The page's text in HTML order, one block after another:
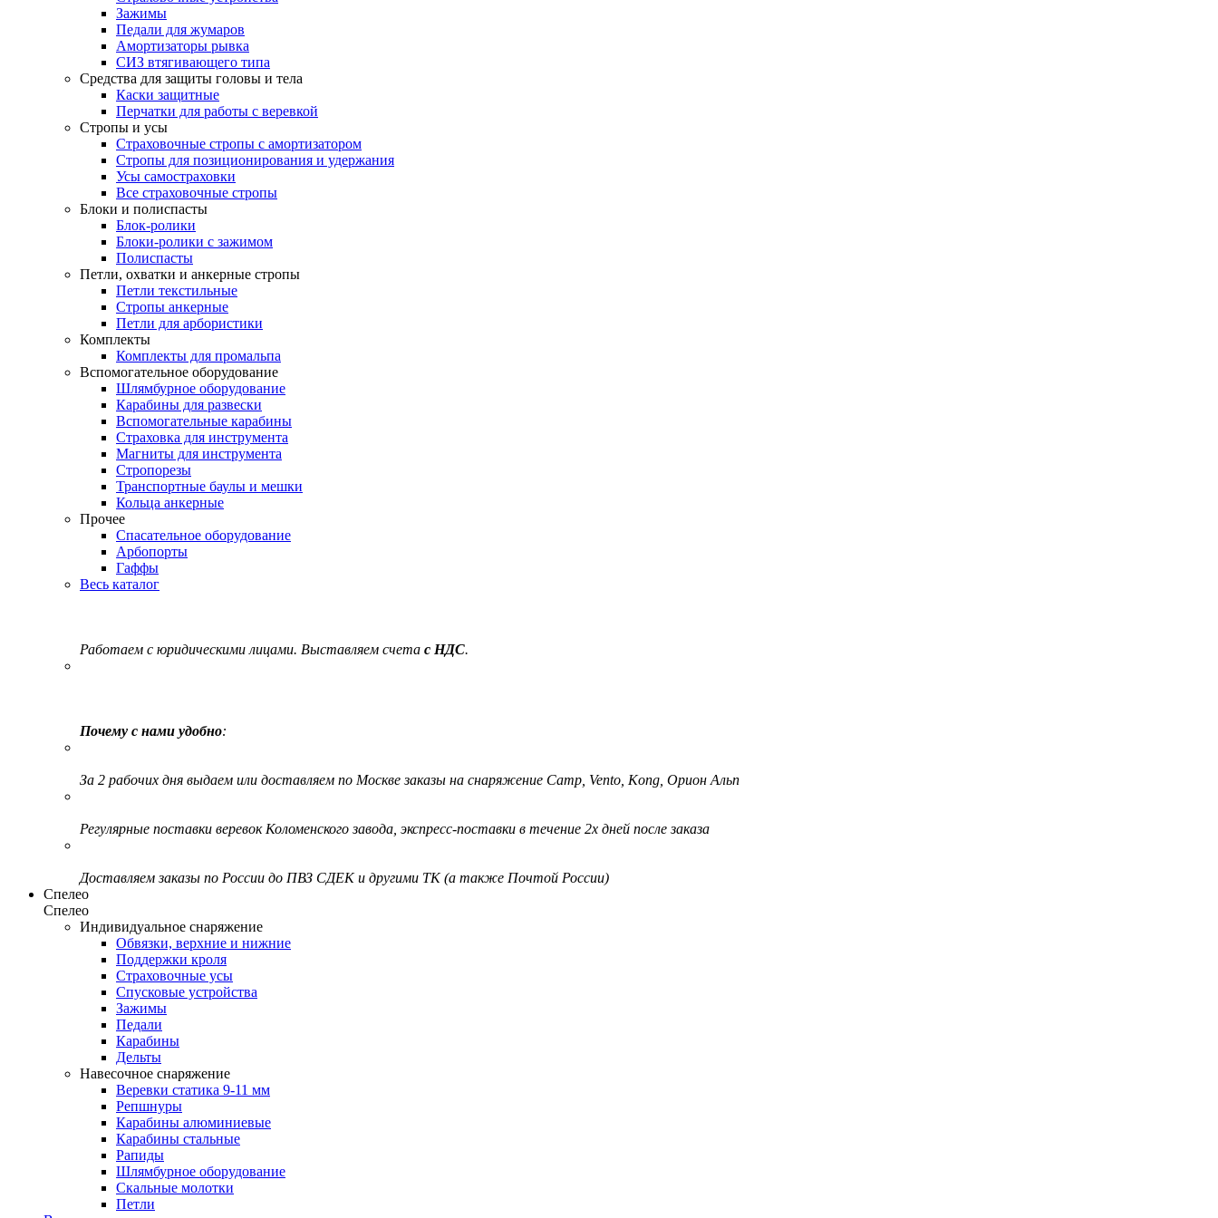
Зажимы
Педали для жумаров
Амортизаторы рывка
СИЗ втягивающего типа
Средства для защиты головы и тела
Каски защитные
Перчатки для работы с веревкой
Стропы и усы
Страховочные стропы с амортизатором
Стропы для позиционирования и удержания
Усы самостраховки
Все страховочные стропы
Блоки и полиспасты
Блок-ролики
Блоки-ролики с зажимом
Полиспасты
Петли, охватки и анкерные стропы
Петли текстильные
Стропы анкерные
Петли для арбористики
Комплекты
Комплекты для промальпа
Вспомогательное оборудование
Шлямбурное оборудование
Карабины для развески
Вспомогательные карабины
Страховка для инструмента
Магниты для инструмента
Стропорезы
Транспортные баулы и мешки
Кольца анкерные
Прочее
Спасательное оборудование
Арбопорты
Гаффы
Весь каталог
Работаем с юридическими лицами. Выставляем счета с НДС.
Почему с нами удобно:
За 2 рабочих дня выдаем или доставляем по Москве заказы на снаряжение Camp, Vento, Kong, Орион Альп
Регулярные поставки веревок Коломенского завода, экспресс-поставки в течение 2х дней после заказа
Доставляем заказы по России до ПВЗ СДЕК и другими ТК (а также Почтой России)
Спелео
Спелео
Индивидуальное снаряжение
Обвязки, верхние и нижние
Поддержки кроля
Страховочные усы
Спусковые устройства
Зажимы
Педали
Карабины
Дельты
Навесочное снаряжение
Веревки статика 9-11 мм
Репшнуры
Карабины алюминиевые
Карабины стальные
Рапиды
Шлямбурное оборудование
Скальные молотки
Петли